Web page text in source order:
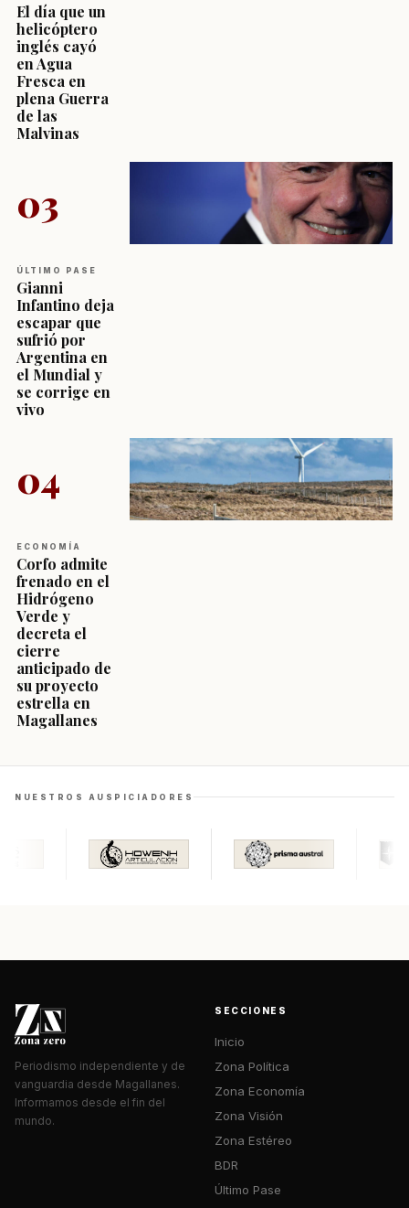
El día que un
helicóptero
inglés cayó
en Agua
Fresca en
plena Guerra
de las
Malvinas
03
ÚLTIMO PASE
Gianni
Infantino deja
escapar que
sufrió por
Argentina en
el Mundial y
se corrige en
vivo
04
ECONOMÍA
Corfo admite
frenado en el
Hidrógeno
Verde y
decreta el
cierre
anticipado de
su proyecto
estrella en
Magallanes
NUESTROS AUSPICIADORES
Periodismo independiente y de
vanguardia desde Magallanes.
Informamos desde el fin del
mundo.
SECCIONES
Inicio
Zona Política
Zona Economía
Zona Visión
Zona Estéreo
BDR
Último Pase